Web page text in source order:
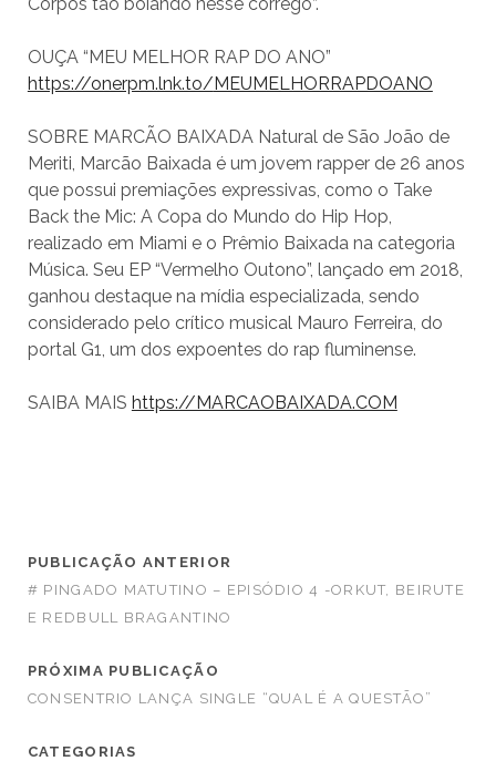
OUÇA “MEU MELHOR RAP DO ANO”
https://onerpm.lnk.to/MEUMELHORRAPDOANO
SOBRE MARCÃO BAIXADA Natural de São João de
Meriti, Marcão Baixada é um jovem rapper de 26 anos
que possui premiações expressivas, como o Take
Back the Mic: A Copa do Mundo do Hip Hop,
realizado em Miami e o Prêmio Baixada na categoria
Música. Seu EP “Vermelho Outono”, lançado em 2018,
ganhou destaque na mídia especializada, sendo
considerado pelo crítico musical Mauro Ferreira, do
portal G1, um dos expoentes do rap fluminense.
SAIBA MAIS https://MARCAOBAIXADA.COM
PUBLICAÇÃO ANTERIOR
# PINGADO MATUTINO – EPISÓDIO 4 -ORKUT, BEIRUTE
E REDBULL BRAGANTINO
PRÓXIMA PUBLICAÇÃO
CONSENTRIO LANÇA SINGLE “QUAL É A QUESTÃO”
CATEGORIAS